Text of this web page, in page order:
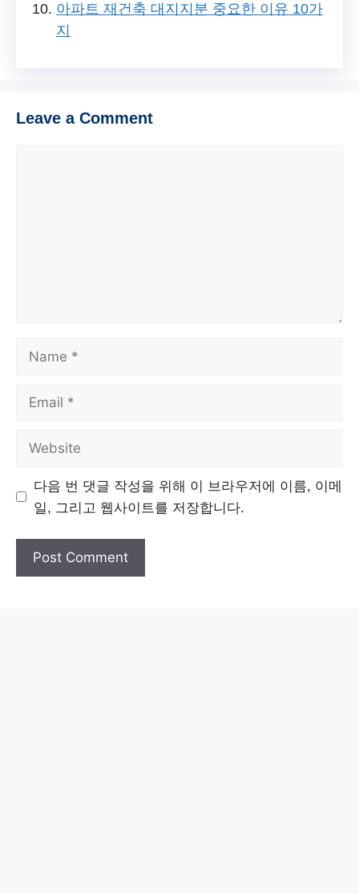
아파트 재건축 대지지분 중요한 이유 10가
지
Leave a Comment
Name
Email
Website
다음 번 댓글 작성을 위해 이 브라우저에 이름, 이메
일, 그리고 웹사이트를 저장합니다.